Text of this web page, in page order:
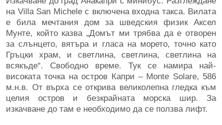
на Villa San Michele с включена входна такса. Вилата
е била мечтания дом за шведския физик Аксел
Мунте, който казва „Домът ми трябва да е отворен
за слънцето, вятъра и гласа на морето, точно като
Гръцки храм, и светлина, светлина, светлина на
всякъде“. Свободно време. Тук се намира най-
високата точка на остров Капри – Monte Solare, 586
м.н.в. От върха се открива великолепна гледка към
целия остров и безкрайната морска шир. За
изкачване до там е необходимо да се ползва лифт.